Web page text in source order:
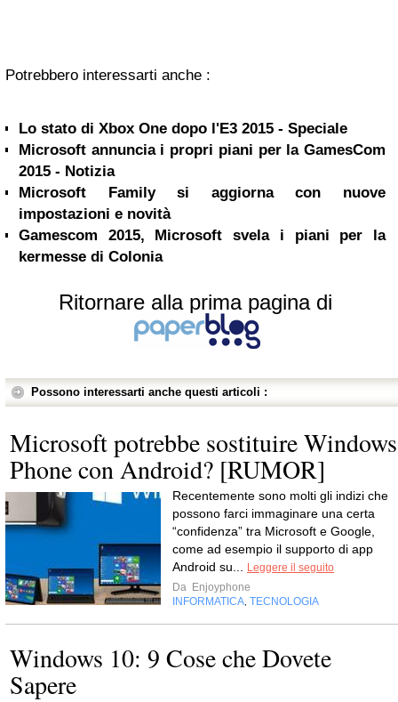
Potrebbero interessarti anche :
Lo stato di Xbox One dopo l'E3 2015 - Speciale
Microsoft annuncia i propri piani per la GamesCom
2015 - Notizia
Microsoft Family si aggiorna con nuove
impostazioni e novità
Gamescom 2015, Microsoft svela i piani per la
kermesse di Colonia
Ritornare alla prima pagina di
Possono interessarti anche questi articoli :
Microsoft potrebbe sostituire Windows
Phone con Android? [RUMOR]
Recentemente sono molti gli indizi che
possono farci immaginare una certa
“confidenza” tra Microsoft e Google,
come ad esempio il supporto di app
Android su...
Leggere il seguito
Da Enjoyphone
INFORMATICA TECNOLOGIA
Windows 10: 9 Cose che Dovete
Sapere